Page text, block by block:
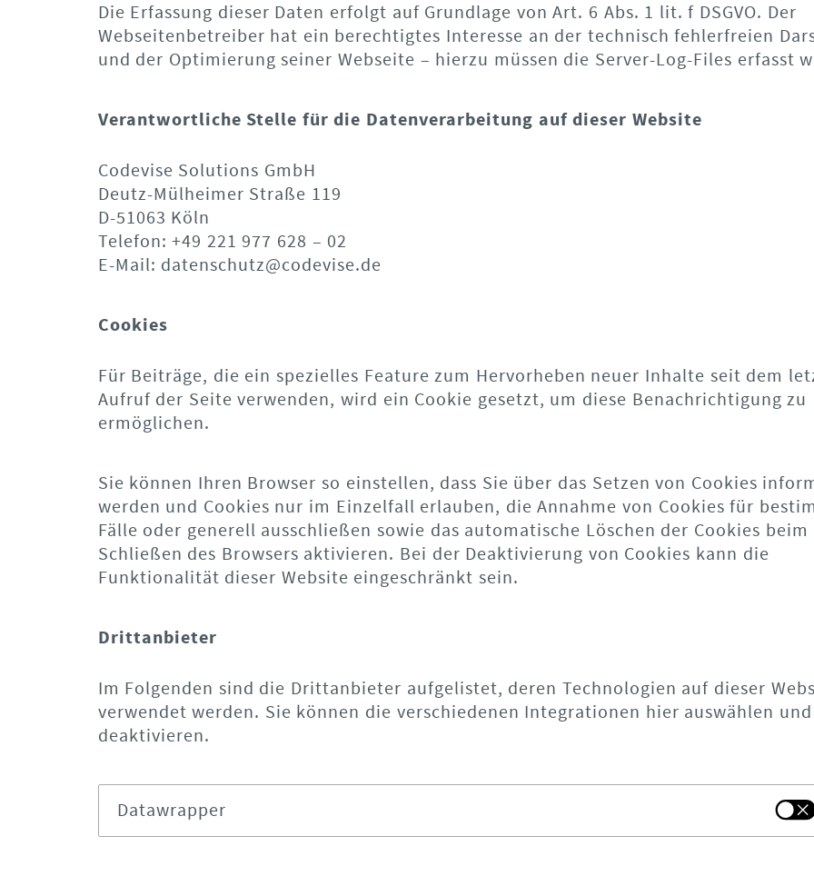
Die Erfassung dieser Daten erfolgt auf Grundlage von Art. 6 Abs. 1 lit. f DSGVO. Der
Webseitenbetreiber hat ein berechtigtes Interesse an der technisch fehlerfreien
und der Optimierung seiner Webseite – hierzu müssen die Server-Log-Files erfasst
Verantwortliche Stelle für die Datenverarbeitung auf dieser Website
Codevise Solutions GmbH
Deutz-Mülheimer Straße 119
D-51063 Köln
Telefon: +49 221 977 628 – 02
E-Mail: datenschutz@codevise.de
Cookies
Für Beiträge, die ein spezielles Feature zum Hervorheben neuer Inhalte seit dem
Aufruf der Seite verwenden, wird ein Cookie gesetzt, um diese Benachrichtigung zu
ermöglichen.
Sie können Ihren Browser so einstellen, dass Sie über das Setzen von Cookies
werden und Cookies nur im Einzelfall erlauben, die Annahme von Cookies für
Fälle oder generell ausschließen sowie das automatische Löschen der Cookies beim
Schließen des Browsers aktivieren. Bei der Deaktivierung von Cookies kann die
Funktionalität dieser Website eingeschränkt sein.
Drittanbieter
Im Folgenden sind die Drittanbieter aufgelistet, deren Technologien auf dieser
verwendet werden. Sie können die verschiedenen Integrationen hier auswählen und
deaktivieren.
Datawrapper